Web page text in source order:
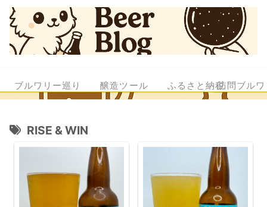
ブルワリー巡り 醸造ツール ふるさと納税訪問ブル
RISE & WIN